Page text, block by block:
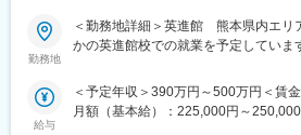
教育業界未経験でもOK！
■企業概要：
勤務地
＜勤務地詳細＞英進館 熊本県内エリ
かの英進館校での就業を予定していま
業所
給与
＜予定年収＞390万円～500万円＜賃
月額（基本給）：225,000円～